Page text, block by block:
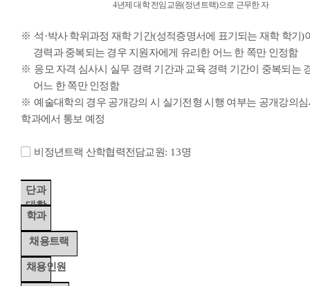
4년제 대학전임교원(정년트랙)으로 근무한 자
※ 석·박사 학위과정 재학 기간(성적증명서에 표기되는 재학 학기)
경력과 중복되는 경우 지원자에게 유리한 어느 한 쪽만 인정함
※ 응모 자격 심사시 실무 경력 기간과 교육 경력 기간이 중복되는
어느 한 쪽만 인정함
※ 예술대학의 경우 공개강의 시 실기전형 시행 여부는 공개강의
학과에서 통보 예정
비정년트랙 산학협력전담교원: 13명
단과
대학
학과
채용트랙
채용인원